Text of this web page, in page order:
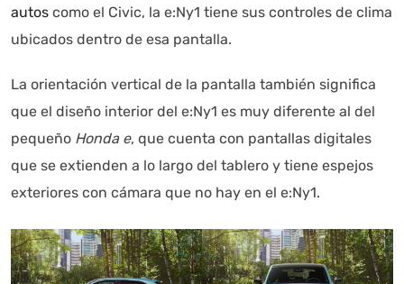
autos como el Civic, la e:Ny1 tiene sus controles de clima
ubicados dentro de esa pantalla.
La orientación vertical de la pantalla también significa
que el diseño interior del e:Ny1 es muy diferente al del
pequeño Honda e, que cuenta con pantallas digitales
que se extienden a lo largo del tablero y tiene espejos
exteriores con cámara que no hay en el e:Ny1.